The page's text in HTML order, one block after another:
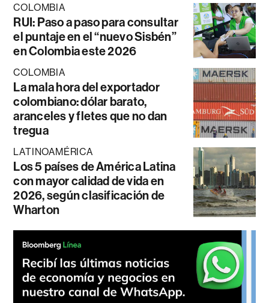
COLOMBIA
RUI: Paso a paso para consultar
el puntaje en el “nuevo Sisbén”
en Colombia este 2026
COLOMBIA
La mala hora del exportador
colombiano: dólar barato,
aranceles y fletes que no dan
tregua
LATINOAMÉRICA
Los 5 países de América Latina
con mayor calidad de vida en
2026, según clasificación de
Wharton